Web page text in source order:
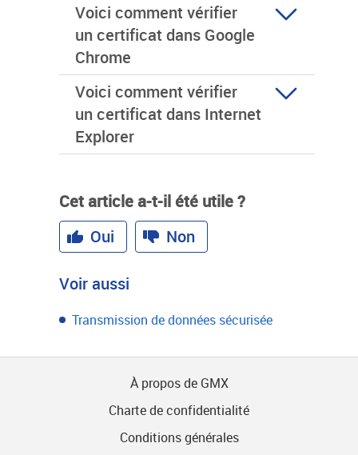
Voici comment vérifier
un certificat dans Google
Chrome
Voici comment vérifier
un certificat dans Internet
Explorer
Cet article a-t-il été utile ?
Oui
Non
Voir aussi
Transmission de données sécurisée
À propos de GMX
Charte de confidentialité
Conditions générales